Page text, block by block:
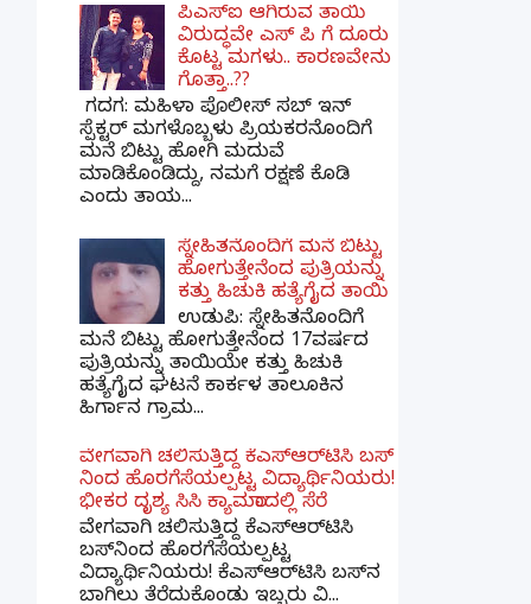
ಪಿಎಸ್​ಐ ಆಗಿರುವ ತಾಯಿ
ವಿರುದ್ಧವೇ ಎಸ್ ಪಿ ಗೆ ದೂರು
ಕೊಟ್ಟ ಮಗಳು.. ಕಾರಣವೇನು
ಗೊತ್ತಾ..??
ಗದಗ​: ಮಹಿಳಾ ಪೊಲೀಸ್​ ಸಬ್ ​ಇನ್​
ಸ್ಪೆಕ್ಟರ್​ ಮಗಳೊಬ್ಬಳು ಪ್ರಿಯಕರನೊಂದಿಗೆ
ಮನೆ ಬಿಟ್ಟು ಹೋಗಿ ಮದುವೆ
ಮಾಡಿಕೊಂಡಿದ್ದು, ನಮಗೆ ರಕ್ಷಣೆ ಕೊಡಿ
ಎಂದು ತಾಯ...
ಸ್ನೇಹಿತನೊಂದಿಗೆ ಮನೆ ಬಿಟ್ಟು
ಹೋಗುತ್ತೇನೆಂದ ಪುತ್ರಿಯನ್ನು
ಕತ್ತು ಹಿಚುಕಿ ಹತ್ಯೆಗೈದ ತಾಯಿ
ಉಡುಪಿ: ಸ್ನೇಹಿತನೊಂದಿಗೆ
ಮನೆ ಬಿಟ್ಟು ಹೋಗುತ್ತೇನೆಂದ 17ವರ್ಷದ
ಪುತ್ರಿಯನ್ನು ತಾಯಿಯೇ ಕತ್ತು ಹಿಚುಕಿ
ಹತ್ಯೆಗೈದ ಘಟನೆ ಕಾರ್ಕಳ ತಾಲೂಕಿನ
ಹಿರ್ಗಾನ ಗ್ರಾಮ...
ವೇಗವಾಗಿ ಚಲಿಸುತ್ತಿದ್ದ ಕೆಎಸ್​ಆರ್​ಟಿಸಿ ಬಸ್​
ನಿಂದ ಹೊರಗೆಸೆಯಲ್ಪಟ್ಟ ವಿದ್ಯಾರ್ಥಿನಿಯರು!
ಭೀಕರ ದೃಶ್ಯ ಸಿಸಿ ಕ್ಯಾಮರಾದಲ್ಲಿ ಸೆರೆ
ವೇಗವಾಗಿ ಚಲಿಸುತ್ತಿದ್ದ ಕೆಎಸ್‌ಆರ್‌ಟಿಸಿ
ಬಸ್‌ನಿಂದ ಹೊರಗೆಸೆಯಲ್ಪಟ್ಟ
ವಿದ್ಯಾರ್ಥಿನಿಯರು! ಕೆಎಸ್‌ಆರ್‌ಟಿಸಿ ಬಸ್‌ನ
ಬಾಗಿಲು ತೆರೆದುಕೊಂಡು ಇಬ್ಬರು ವಿ...